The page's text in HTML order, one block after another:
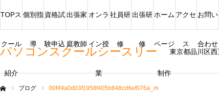
パソコンスクールシースリー 東京都品川区
TOPス
クール
紹介
個別指
導
資格試
験申込
出張家
庭教師
オンラ
イン授
業
社員研
修
出張研
修
ホーム
ページ
制作
アクセ
ス
お問い
合わせ
ブログ 00f49a0d03f1958f405b848cd6ef076a_m